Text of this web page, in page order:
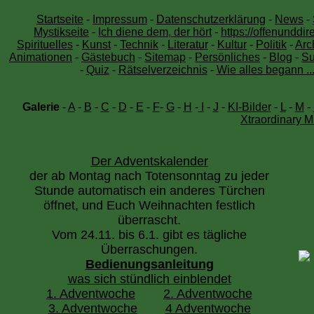
Startseite - Impressum - Datenschutzerklärung - News -
Mystikseite - Ich diene dem, der hört - https://
Spirituelles - Kunst - Technik - Literatur - Kultur - Politik -
Animationen - Gästebuch - Sitemap - Persönliches - Blog -
- Quiz - Rätselverzeichnis- Wie alles begann ...
Galerie-A- B - C - D - E - F- G- H -I - J - KI-Bilder- - M -
Xtraordinary
Der Adventskalender
der ab Montag nach Totensonntag zu jeder
Stunde automatisch ein anderes Türchen
öffnet, und Euch Weihnachten festlich
überrascht.
Vom 24.11. bis 6.1. gibt es tägliche
Überraschungen.
Bedienungsanleitung
was sich stündlich einblendet
1. Adventwoche
2. Adventwoche
3. Adventwoche
4 Adventwoche